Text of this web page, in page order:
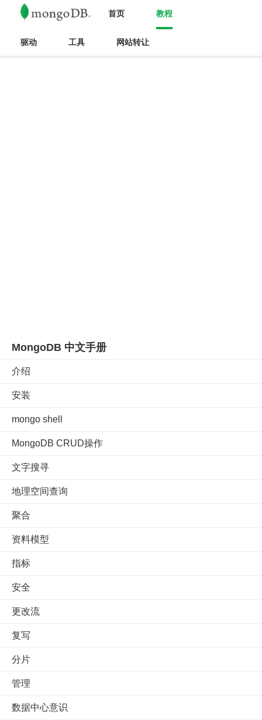
首页 教程
驱动 工具 网站转让
MongoDB 中文手册
介绍
安装
mongo shell
MongoDB CRUD操作
文字搜寻
地理空间查询
聚合
资料模型
指标
安全
更改流
复写
分片
管理
数据中心意识